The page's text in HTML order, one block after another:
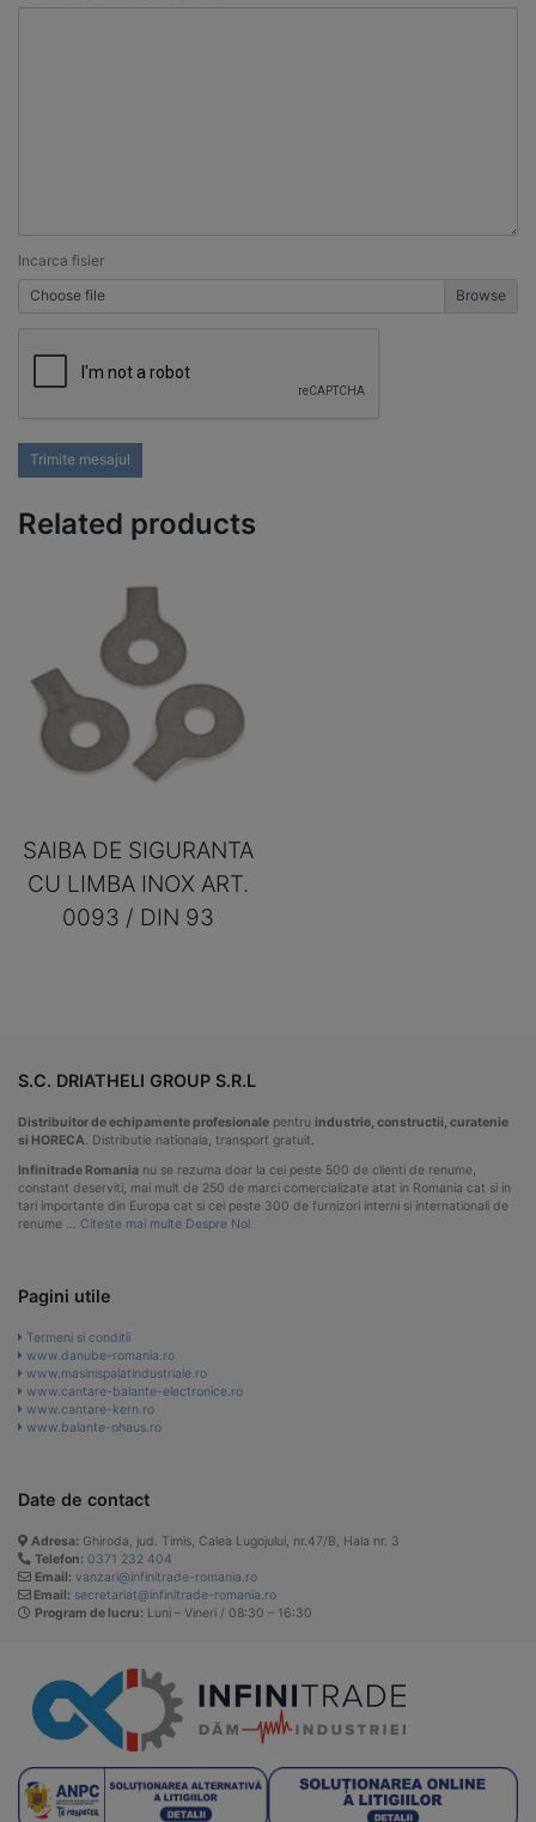
Incarca fisier
Choose file
Trimite mesajul
Related products
SAIBA DE SIGURANTA
CU LIMBA INOX ART.
0093 / DIN 93
S.C. DRIATHELI GROUP S.R.L
Distribuitor de echipamente profesionale pentru industrie, constructii, curatenie
si HORECA. Distributie nationala, transport gratuit.
Infinitrade Romania nu se rezuma doar la cei peste 500 de clienti de renume,
constant deserviti, mai mult de 250 de marci comercializate atat in Romania cat si in
tari importante din Europa cat si cei peste 300 de furnizori interni si internationali de
renume … Citeste mai multe Despre Noi
Pagini utile
Termeni si conditii
www.danube-romania.ro
www.masinispalatindustriale.ro
www.cantare-balante-electronice.ro
www.cantare-kern.ro
www.balante-ohaus.ro
Date de contact
Adresa: Ghiroda, jud. Timis, Calea Lugojului, nr.47/B, Hala nr. 3
Telefon: 0371 232 404
Email: vanzari@infinitrade-romania.ro
Email: secretariat@infinitrade-romania.ro
Program de lucru: Luni – Vineri / 08:30 – 16:30